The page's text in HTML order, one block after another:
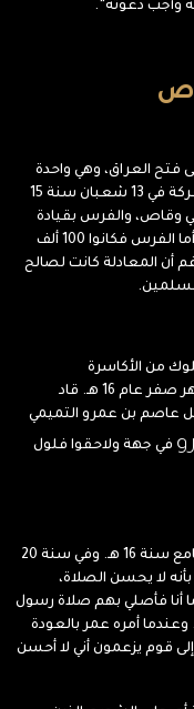
وأجب دعوته”.
فتح العراق، وهي واحدة
من معارك المسلمين ضد فارس. وقعت المعركة في 13 شعبان سنة 15
وقاص، والفرس بقيادة
رستم. كما كان عدد المسلمين 30 ألف مقاتل، أما الفرس فكانوا 100 ألف
أن المعادلة كانت لصالح
من الأكاسرة
الساسانية. حاصرها سعد بن أبي وقاص في شهر صفر عام 16 هـ. قاد
عاصم بن عمرو التميمي
في جهة ولاحقوا فلول
ولاه عمر بن الخطاب على الكوفة، وبنى بمها جامع سنة 16 هـ. وفي سنة 20
لا يحسن الصلاة،
أنا فأصلي بهم صلاة رسول
وعندما أمره عمر بالعودة
قوم يزعمون أني لا أحسن